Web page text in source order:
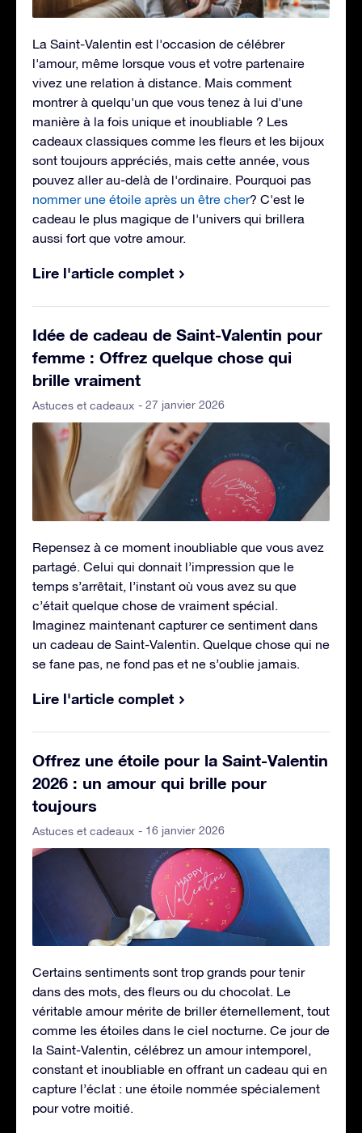
La Saint-Valentin est l'occasion de célébrer
l'amour, même lorsque vous et votre partenaire
vivez une relation à distance. Mais comment
montrer à quelqu'un que vous tenez à lui d'une
manière à la fois unique et inoubliable ? Les
cadeaux classiques comme les fleurs et les bijoux
sont toujours appréciés, mais cette année, vous
pouvez aller au-delà de l'ordinaire. Pourquoi pas
nommer une étoile après un être cher? C'est le
cadeau le plus magique de l'univers qui brillera
aussi fort que votre amour.
Lire l'article complet
Idée de cadeau de Saint-Valentin pour
femme : Offrez quelque chose qui
brille vraiment
Astuces et cadeaux - 27 janvier 2026
Repensez à ce moment inoubliable que vous avez
partagé. Celui qui donnait l’impression que le
temps s’arrêtait, l’instant où vous avez su que
c’était quelque chose de vraiment spécial.
Imaginez maintenant capturer ce sentiment dans
un cadeau de Saint-Valentin. Quelque chose qui ne
se fane pas, ne fond pas et ne s’oublie jamais.
Lire l'article complet
Offrez une étoile pour la Saint-Valentin
2026 : un amour qui brille pour
toujours
Astuces et cadeaux - 16 janvier 2026
Certains sentiments sont trop grands pour tenir
dans des mots, des fleurs ou du chocolat. Le
véritable amour mérite de briller éternellement, tout
comme les étoiles dans le ciel nocturne. Ce jour de
la Saint-Valentin, célébrez un amour intemporel,
constant et inoubliable en offrant un cadeau qui en
capture l’éclat : une étoile nommée spécialement
pour votre moitié.